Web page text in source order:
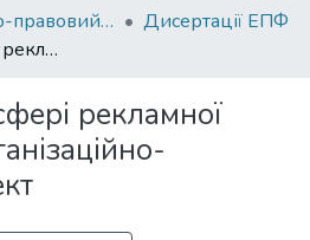
04. Економіко-правовий факультет
Дисертації ЕПФ
Управління у сфері рекламної діяльності: організаційно-правовий аспект
рекламної